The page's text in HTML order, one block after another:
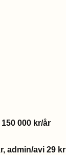
000 kr/år
admin/avi 29 kr